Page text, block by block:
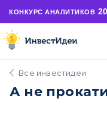
КОНКУРС АНАЛИТИКОВ
Все инвестидеи
А не